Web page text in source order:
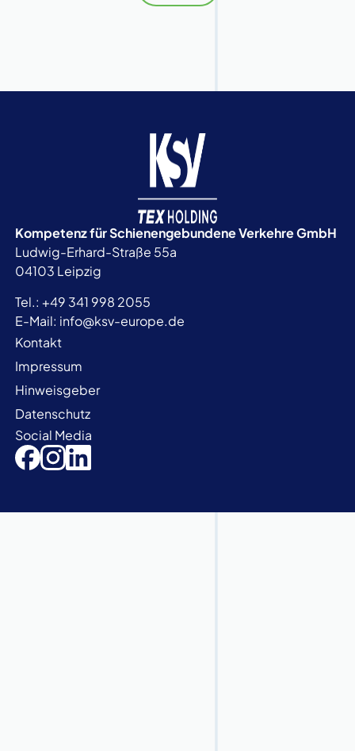
Kompetenz für SchienengebundeneVerkehre GmbH
Ludwig-Erhard-Straße 55a
04103 Leipzig
Tel.: +49 341 998 2055
E-Mail: info@ksv-europe.de
Kontakt
Impressum
Hinweisgeber
Datenschutz
Social Media